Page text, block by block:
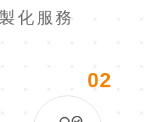
化服務
02